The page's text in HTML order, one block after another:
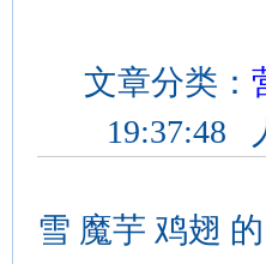
文章分类：
19:37:48
雪 魔芋 鸡翅